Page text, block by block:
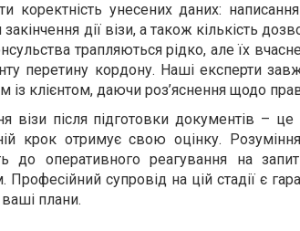
коректність унесених даних:
закінчення дії візи, а також кількість
трапляються рідко, але їх
перетину кордону. Наші експерти
із клієнтом, даючи роз’яснення щодо
візи після підготовки документів –
крок отримує свою оцінку.
до оперативного реагування на
Професійний супровід на цій стадії є
ваші плани.